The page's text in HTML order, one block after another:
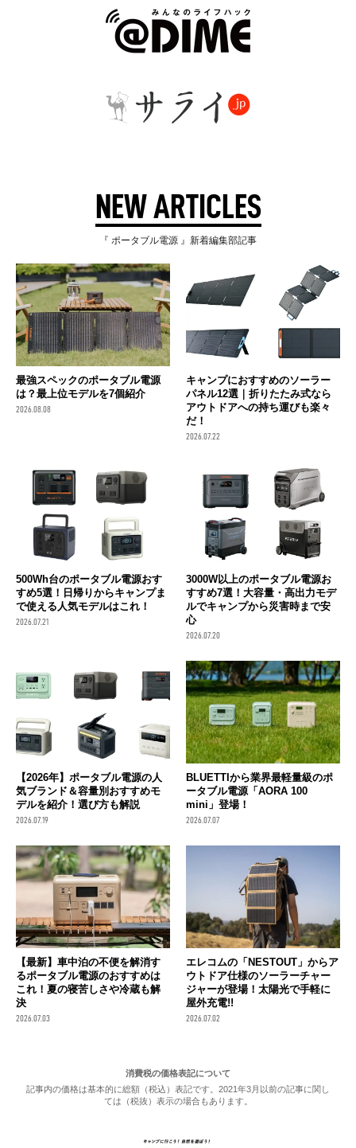
NEW ARTICLES
『 ポータブル電源 』新着編集部記事
最強スペックのポータブル電源
は？最上位モデルを7個紹介
2026.08.08
キャンプにおすすめのソーラー
パネル12選｜折りたたみ式なら
アウトドアへの持ち運びも楽々
だ！
2026.07.22
500Wh台のポータブル電源おす
すめ5選！日帰りからキャンプま
で使える人気モデルはこれ！
2026.07.21
3000W以上のポータブル電源お
すすめ7選！大容量・高出力モデ
ルでキャンプから災害時まで安
心
2026.07.20
【2026年】ポータブル電源の人
気ブランド＆容量別おすすめモ
デルを紹介！選び方も解説
2026.07.19
BLUETTIから業界最軽量級のポ
ータブル電源「AORA 100
mini」登場！
2026.07.07
【最新】車中泊の不便を解消す
るポータブル電源のおすすめは
これ！夏の寝苦しさや冷蔵も解
決
2026.07.03
エレコムの「NESTOUT」からア
ウトドア仕様のソーラーチャー
ジャーが登場！太陽光で手軽に
屋外充電!!
2026.07.02
消費税の価格表記について
記事内の価格は基本的に総額（税込）表記です。2021年3月以前の記事に関し
ては（税抜）表示の場合もあります。